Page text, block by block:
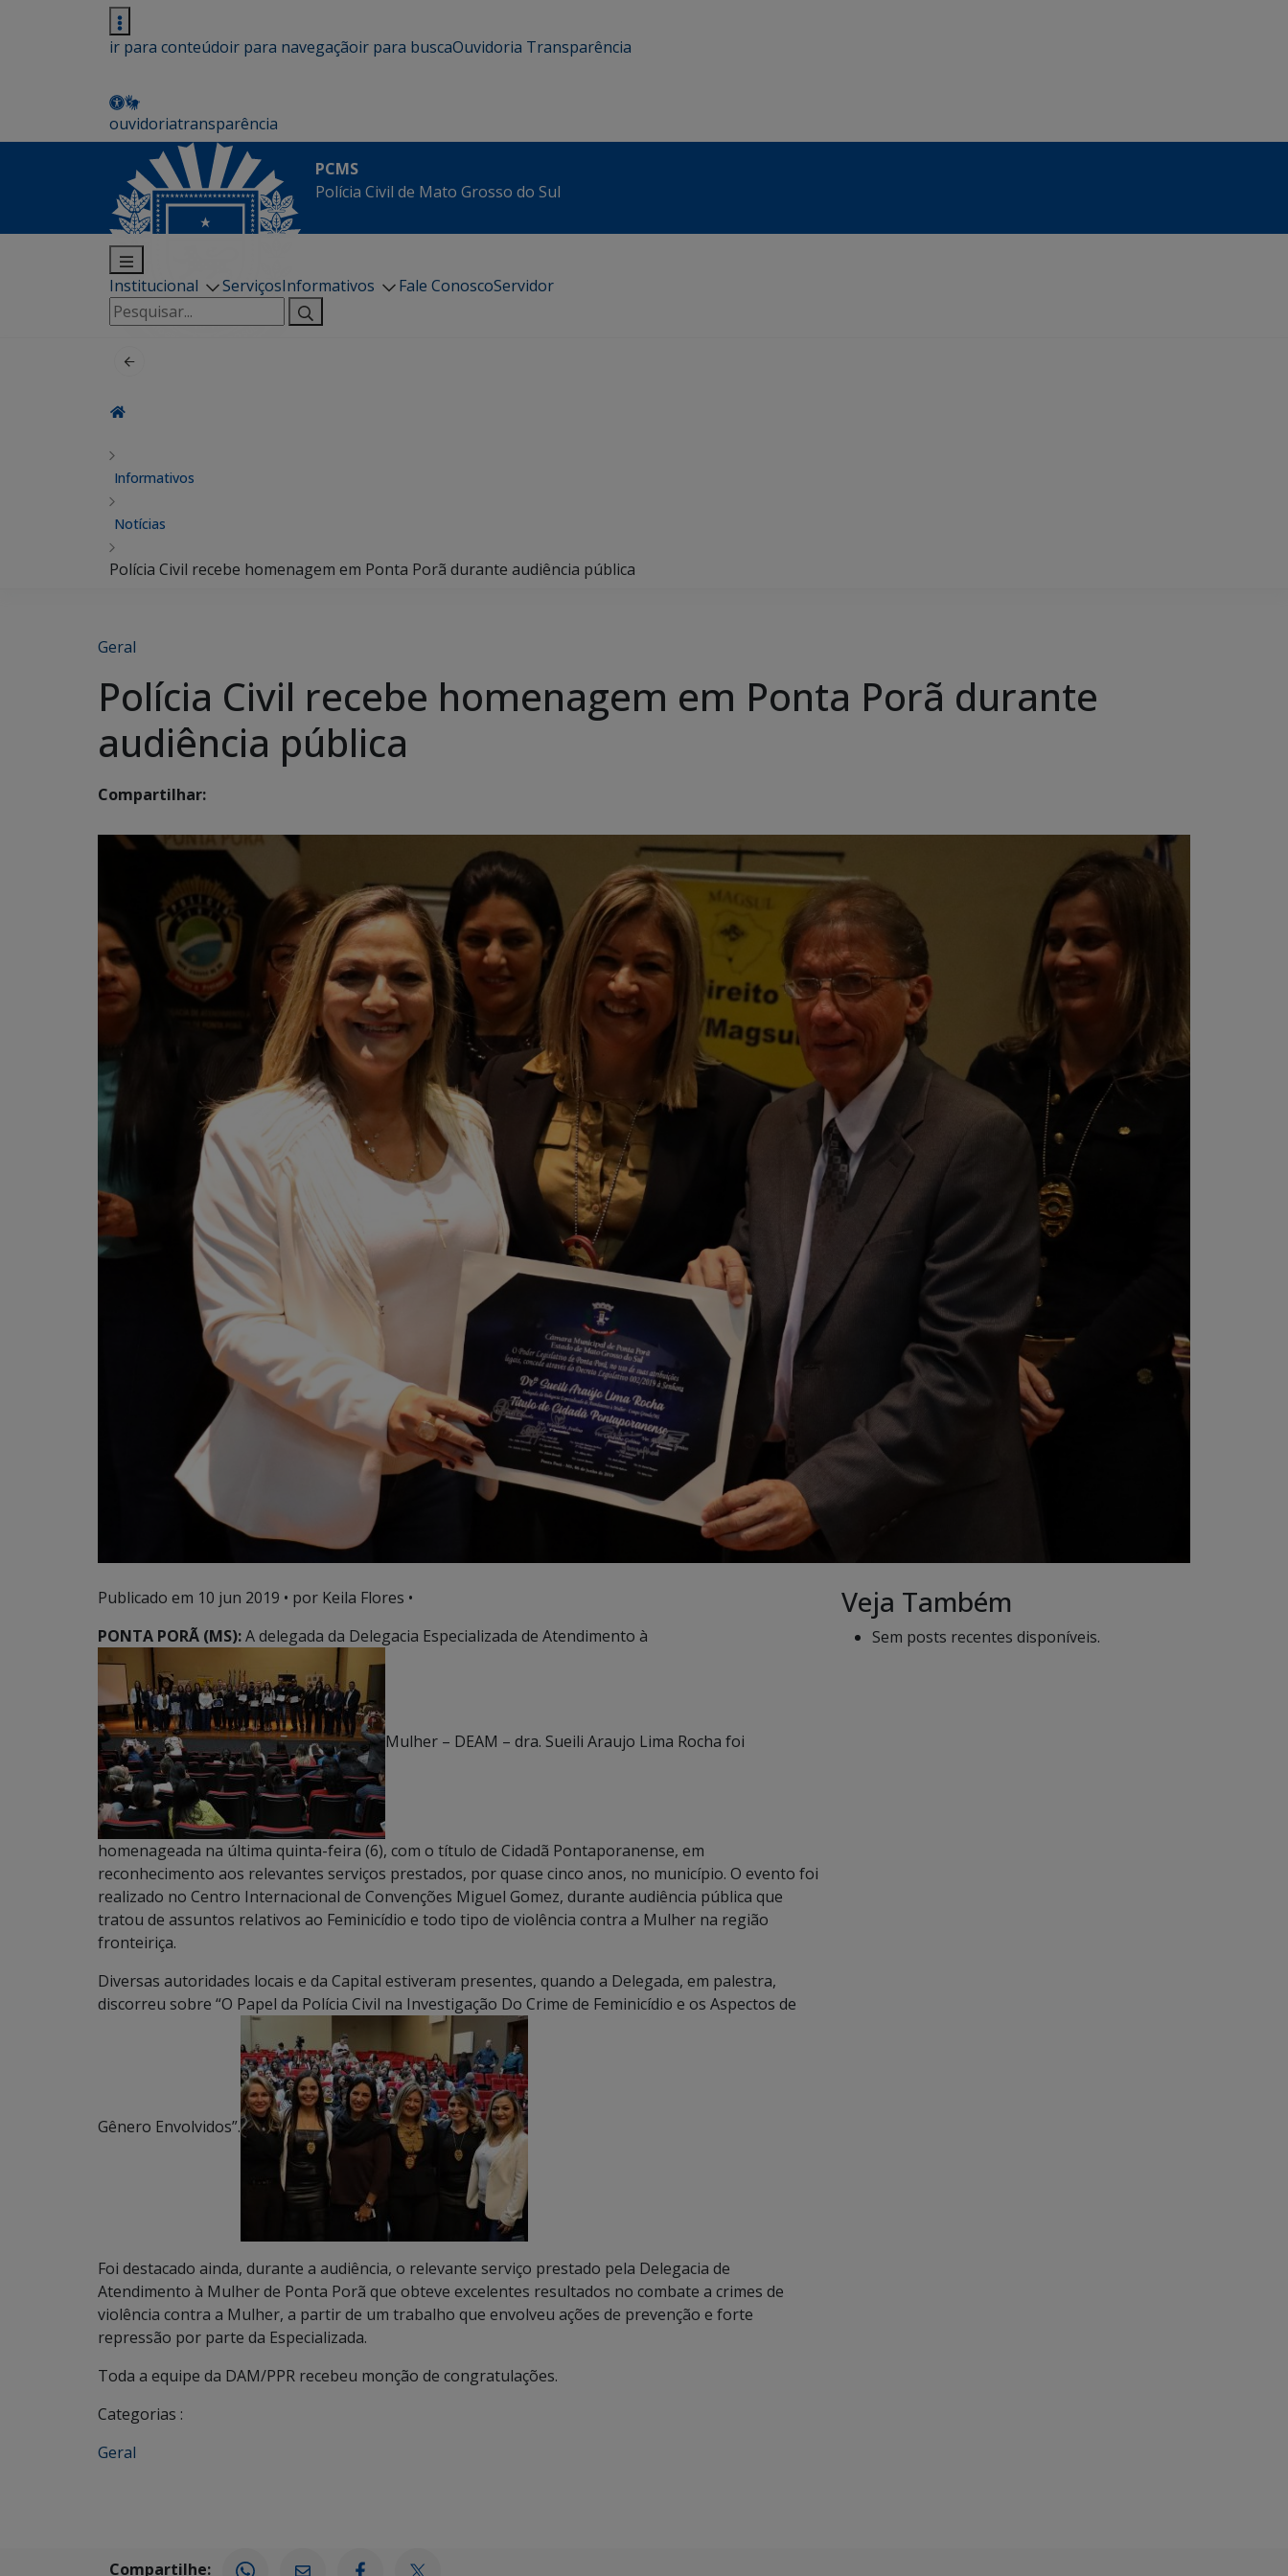
ir para conteúdoir para navegaçãoir para buscaOuvidoria Transparência
ouvidoriatransparência
PCMS
Polícia Civil de Mato Grosso do Sul
Institucional ServiçosInformativos Fale ConoscoServidor
Pesquisar
por:
Informativos
Notícias
Polícia Civil recebe homenagem em Ponta Porã durante audiência pública
Geral
Polícia Civil recebe homenagem em Ponta Porã durante
audiência pública
Compartilhar:
Publicado em 10 jun 2019 • por Keila Flores •
PONTA PORÃ (MS):A delegada da Delegacia Especializada de Atendimento à
Mulher – DEAM – dra. Sueili Araujo Lima Rocha foi
homenageada na última quinta-feira (6), com o título de Cidadã Pontaporanense, em
reconhecimento aos relevantes serviços prestados, por quase cinco anos, no município. O evento foi
realizado no Centro Internacional de Convenções Miguel Gomez, durante audiência pública que
tratou de assuntos relativos ao Feminicídio e todo tipo de violência contra a Mulher na região
fronteiriça.
Diversas autoridades locais e da Capital estiveram presentes, quando a Delegada, em palestra,
discorreu sobre “O Papel da Polícia Civil na Investigação Do Crime de Feminicídio e os Aspectos de
Gênero Envolvidos”.
Foi destacado ainda, durante a audiência, o relevante serviço prestado pela Delegacia de
Atendimento à Mulher de Ponta Porã que obteve excelentes resultados no combate a crimes de
violência contra a Mulher, a partir de um trabalho que envolveu ações de prevenção e forte
repressão por parte da Especializada.
Toda a equipe da DAM/PPR recebeu monção de congratulações.
Categorias :
Geral
Veja Também
Sem posts recentes disponíveis.
Compartilhe: